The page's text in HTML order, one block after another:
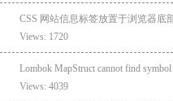
CSS 网站信息标签放置于浏览器底
Views: 1720
Lombok MapStruct cannot find symbol
Views: 4039